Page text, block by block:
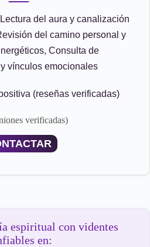
Lectura del aura y canalización
del camino personal y
Consulta de
vínculos emocionales
(reseñas verificadas)
verificadas)
espiritual con videntes
en: